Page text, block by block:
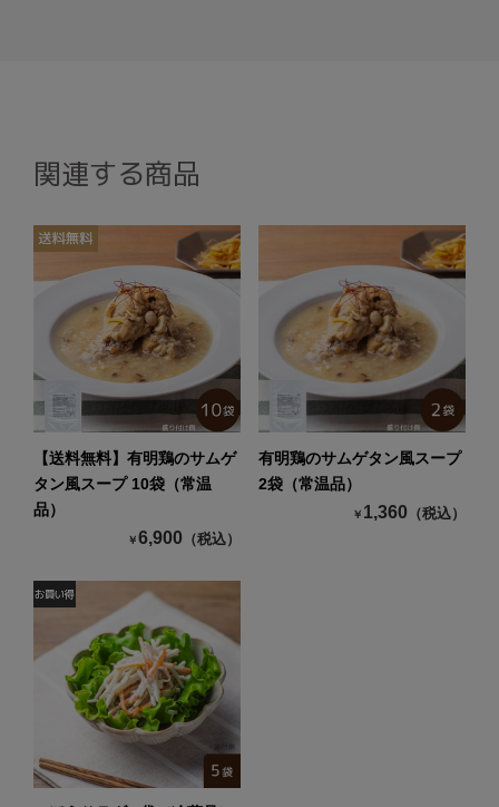
関連する商品
【送料無料】有明鶏のサムゲ
タン風スープ 10袋（常温
品）
￥6,900 （税込）
有明鶏のサムゲタン風スープ
2袋（常温品）
￥ 1,360 （税込）